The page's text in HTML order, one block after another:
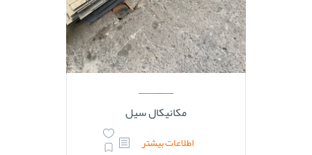
مکانیکال سیل
اطلاعات بیشتر